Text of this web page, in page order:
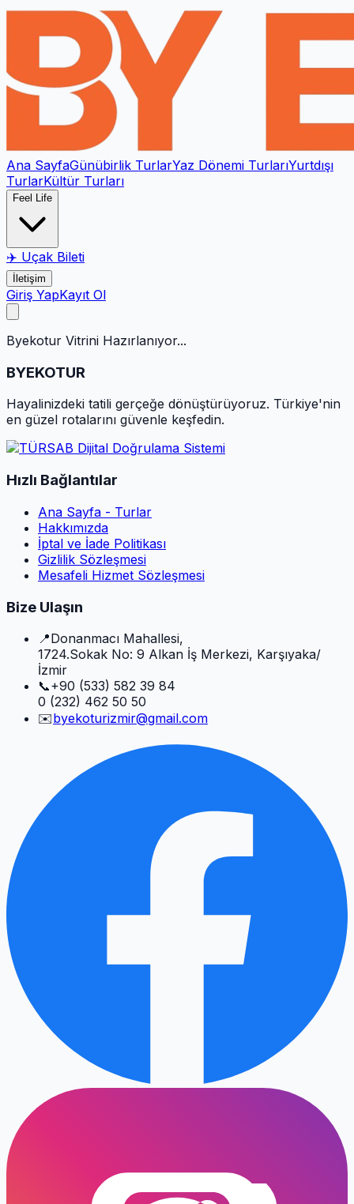
Ana SayfaGünübirlik TurlarYaz Dönemi TurlarıYurtdışı
TurlarKültür Turları
Feel Life
✈️ Uçak Bileti
İletişim
Giriş YapKayıt Ol
Byekotur Vitrini Hazırlanıyor...
BYEKOTUR
Hayalinizdeki tatili gerçeğe dönüştürüyoruz. Türkiye'nin
en güzel rotalarını güvenle keşfedin.
Hızlı Bağlantılar
Ana Sayfa - Turlar
Hakkımızda
İptal ve İade Politikası
Gizlilik Sözleşmesi
Mesafeli Hizmet Sözleşmesi
Bize Ulaşın
📍Donanmacı Mahallesi,
1724.Sokak No: 9 Alkan İş Merkezi, Karşıyaka/
İzmir
📞+90 (533) 582 39 84
0 (232) 462 50 50
✉️byekoturizmir@gmail.com